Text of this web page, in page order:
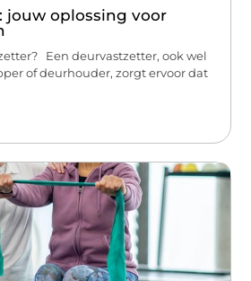
jouw oplossing voor
Een deurvastzetter, ook wel
of deurhouder, zorgt ervoor dat